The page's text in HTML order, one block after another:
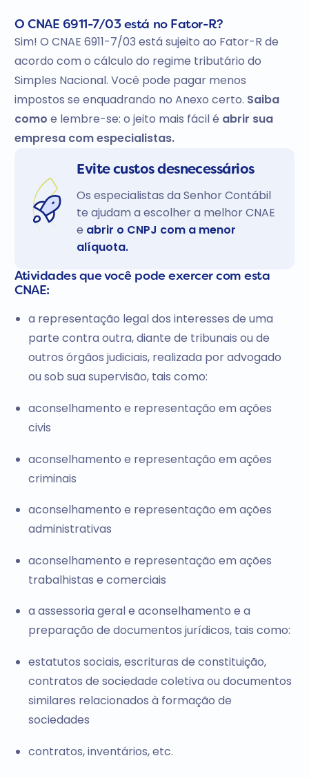
O CNAE 6911-7/03 está no Fator-R?
Sim! O CNAE 6911-7/03 está sujeito ao Fator-R de
acordo com o cálculo do regime tributário do
Simples Nacional. Você pode pagar menos
impostos se enquadrando no Anexo certo. Saiba
como e lembre-se: o jeito mais fácil é abrir sua
empresa com especialistas.
Evite custos desnecessários
Os especialistas da Senhor Contábil
te ajudam a escolher a melhor CNAE
e abrir o CNPJ com a menor
alíquota.
Atividades que você pode exercer com esta
CNAE:
a representação legal dos interesses de uma
parte contra outra, diante de tribunais ou de
outros órgãos judiciais, realizada por advogado
ou sob sua supervisão, tais como:
aconselhamento e representação em ações
civis
aconselhamento e representação em ações
criminais
aconselhamento e representação em ações
administrativas
aconselhamento e representação em ações
trabalhistas e comerciais
a assessoria geral e aconselhamento e a
preparação de documentos jurídicos, tais como:
estatutos sociais, escrituras de constituição,
contratos de sociedade coletiva ou documentos
similares relacionados à formação de
sociedades
contratos, inventários, etc.